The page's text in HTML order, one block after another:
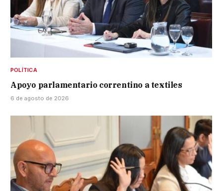
POLÍTICA
Apoyo parlamentario correntino a textiles
6 de agosto de 2026